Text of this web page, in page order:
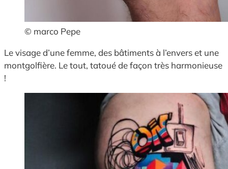
© marco Pepe
Le visage d’une femme, des bâtiments à l’envers et une
montgolfière. Le tout, tatoué de façon très harmonieuse
!